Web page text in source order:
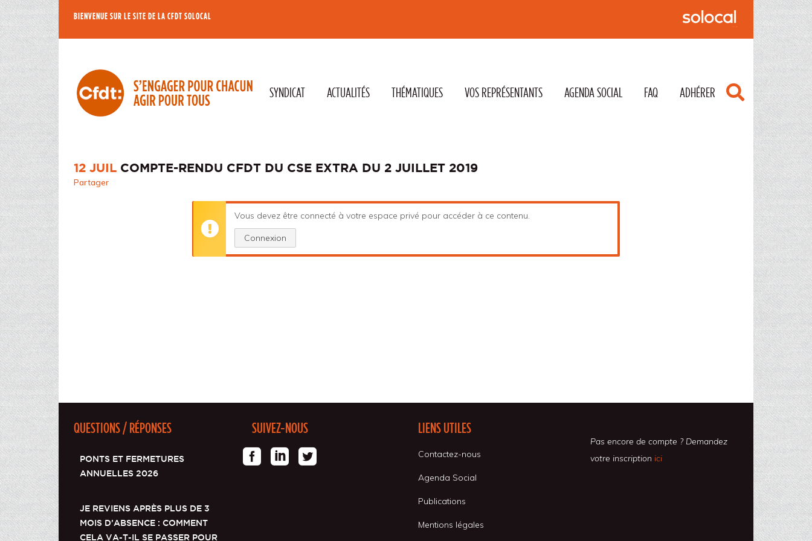
BIENVENUE SUR LE SITE DE LA CFDT SOLOCAL
SYNDICAT ACTUALITÉS THÉMATIQUES VOS REPRÉSENTANTS AGENDA SOCIAL FAQ ADHÉRER
12 JUIL COMPTE-RENDU CFDT DU CSE EXTRA DU 2 JUILLET 2019
Partager
Vous devez être connecté à votre espace privé pour accéder à ce contenu.
Connexion
QUESTIONS / RÉPONSES
PONTS ET FERMETURES
ANNUELLES 2026
JE REVIENS APRÈS PLUS DE 3
MOIS D’ABSENCE : COMMENT
CELA VA-T-IL SE PASSER POUR
SUIVEZ-NOUS LIENS UTILES
Contactez-nous
Agenda Social
Publications
Mentions légales
Pas encore de compte ? Demandez
votre inscription ici